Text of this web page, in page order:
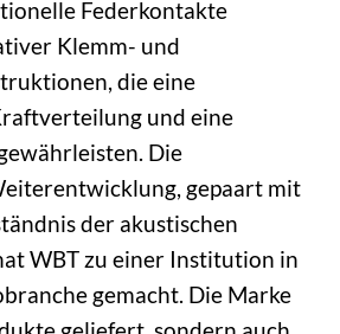
Federkontakte
Klemm- und
die eine
und eine
Die
gepaart mit
der akustischen
WBT zu einer Institution in
gemacht. Die Marke